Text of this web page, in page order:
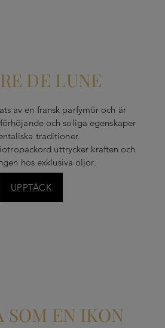
DE LUNE
av en fransk parfymör och är
och soliga egenskaper
traditioner.
uttrycker kraften och
hos exklusiva oljor.
UPPTÄCK
SOM EN IKON